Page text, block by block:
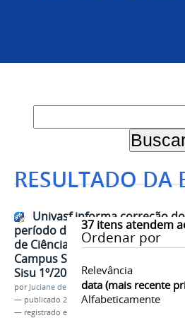
RESULTADO DA
37itens atendem
Ordenar por
Relevância
data (mais recente
Alfabeticamente
Univasf informa correção do
período de ingresso para o
de Ciências da Natureza do
Campus Serra da Capivara pelo
Sisu 1º/2020
por Juciane de Jesus Aleixo
— publicado 24/01/2020
— registrado em: